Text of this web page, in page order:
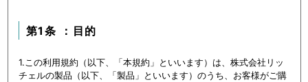
第1条 ：目的
1.この利用規約（以下、「本規約」といいます）は、株式会社リッ
チェルの製品（以下、「製品」といいます）のうち、お客様がご購